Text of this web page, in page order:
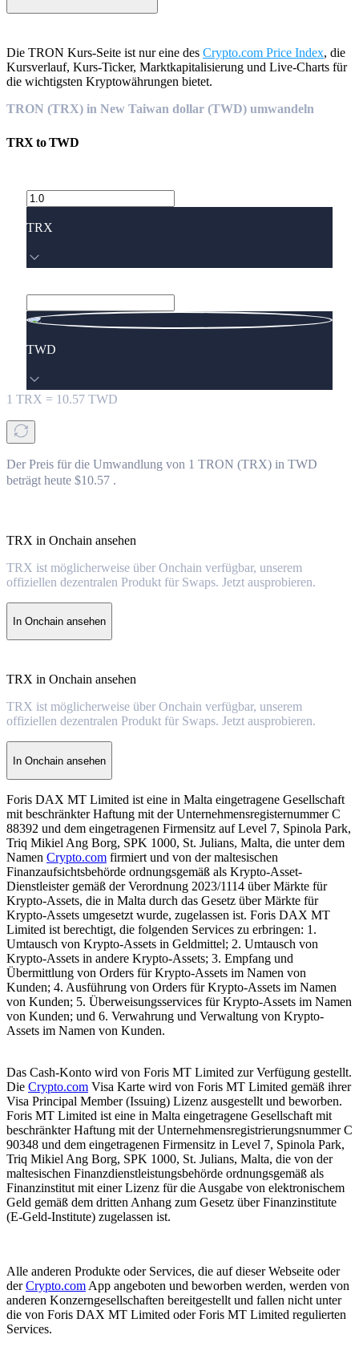
Die TRON Kurs-Seite ist nur eine des Crypto.com Price Index, die
Kursverlauf, Kurs-Ticker, Marktkapitalisierung und Live-Charts für
die wichtigsten Kryptowährungen bietet.
TRON (TRX) in New Taiwan dollar (TWD) umwandeln
TRX toTWD
TRX
TWD
1 TRX = 10.57 TWD
Der Preis für die Umwandlung von 1 TRON (TRX) in TWD
beträgt heute $10.57 .
TRX in Onchain ansehen
TRX ist möglicherweise über Onchain verfügbar, unserem
offiziellen dezentralen Produkt für Swaps. Jetzt ausprobieren.
In Onchain ansehen
TRX in Onchain ansehen
TRX ist möglicherweise über Onchain verfügbar, unserem
offiziellen dezentralen Produkt für Swaps. Jetzt ausprobieren.
In Onchain ansehen
Foris DAX MT Limited ist eine in Malta eingetragene Gesellschaft
mit beschränkter Haftung mit der Unternehmensregisternummer C
88392 und dem eingetragenen Firmensitz auf Level 7, Spinola Park,
Triq Mikiel Ang Borg, SPK 1000, St. Julians, Malta, die unter dem
Namen Crypto.com firmiert und von der maltesischen
Finanzaufsichtsbehörde ordnungsgemäß als Krypto-Asset-
Dienstleister gemäß der Verordnung 2023/1114 über Märkte für
Krypto-Assets, die in Malta durch das Gesetz über Märkte für
Krypto-Assets umgesetzt wurde, zugelassen ist. Foris DAX MT
Limited ist berechtigt, die folgenden Services zu erbringen: 1.
Umtausch von Krypto-Assets in Geldmittel; 2. Umtausch von
Krypto-Assets in andere Krypto-Assets; 3. Empfang und
Übermittlung von Orders für Krypto-Assets im Namen von
Kunden; 4. Ausführung von Orders für Krypto-Assets im Namen
von Kunden; 5. Überweisungsservices für Krypto-Assets im Namen
von Kunden; und 6. Verwahrung und Verwaltung von Krypto-
Assets im Namen von Kunden.
Das Cash-Konto wird von Foris MT Limited zur Verfügung gestellt.
Die Crypto.com Visa Karte wird von Foris MT Limited gemäß ihrer
Visa Principal Member (Issuing) Lizenz ausgestellt und beworben.
Foris MT Limited ist eine in Malta eingetragene Gesellschaft mit
beschränkter Haftung mit der Unternehmensregistrierungsnummer C
90348 und dem eingetragenen Firmensitz in Level 7, Spinola Park,
Triq Mikiel Ang Borg, SPK 1000, St. Julians, Malta, die von der
maltesischen Finanzdienstleistungsbehörde ordnungsgemäß als
Finanzinstitut mit einer Lizenz für die Ausgabe von elektronischem
Geld gemäß dem dritten Anhang zum Gesetz über Finanzinstitute
(E-Geld-Institute) zugelassen ist.
Alle anderen Produkte oder Services, die auf dieser Webseite oder
derCrypto.com App angeboten und beworben werden, werden von
anderen Konzerngesellschaften bereitgestellt und fallen nicht unter
die von Foris DAX MT Limited oder Foris MT Limited regulierten
Services.